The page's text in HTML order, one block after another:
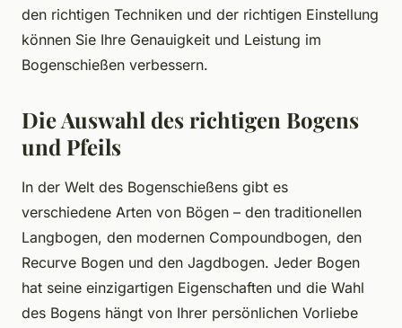
den richtigen Techniken und der richtigen Einstellung
können Sie Ihre Genauigkeit und Leistung im
Bogenschießen verbessern.
Die Auswahl des richtigen Bogens
und Pfeils
In der Welt des Bogenschießens gibt es
verschiedene Arten von Bögen – den traditionellen
Langbogen, den modernen Compoundbogen, den
Recurve Bogen und den Jagdbogen. Jeder Bogen
hat seine einzigartigen Eigenschaften und die Wahl
des Bogens hängt von Ihrer persönlichen Vorliebe